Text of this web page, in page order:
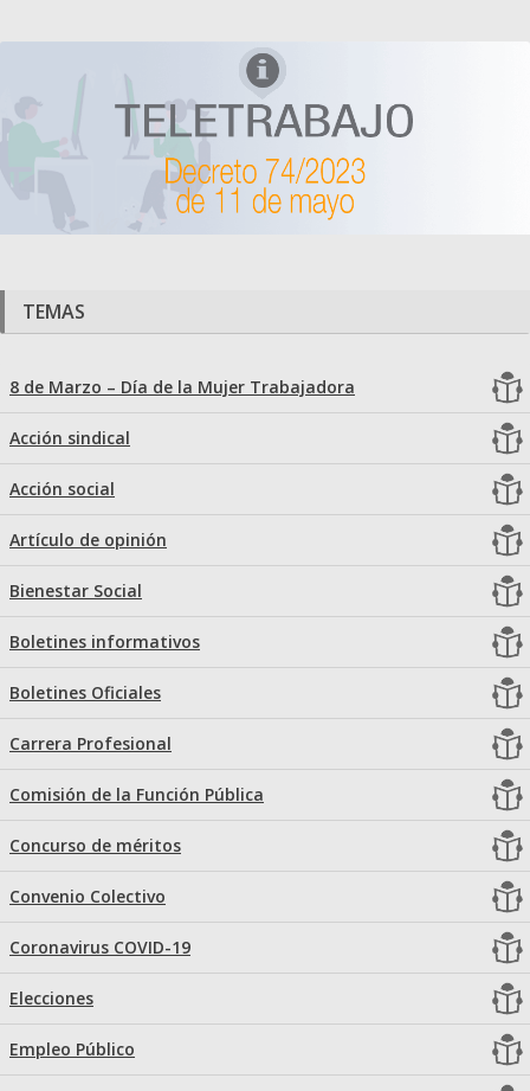
TEMAS
8 de Marzo – Día de la Mujer Trabajadora
Acción sindical
Acción social
Artículo de opinión
Bienestar Social
Boletines informativos
Boletines Oficiales
Carrera Profesional
Comisión de la Función Pública
Concurso de méritos
Convenio Colectivo
Coronavirus COVID-19
Elecciones
Empleo Público